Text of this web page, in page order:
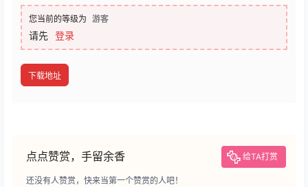
您当前的等级为 游客
请先 登录
下载地址
点点赞赏，手留余香 给TA打赏
还没有人赞赏，快来当第一个赞赏的人吧！